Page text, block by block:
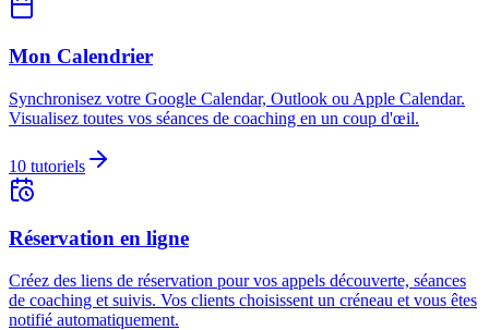
Mon Calendrier
Synchronisez votre Google Calendar, Outlook ou Apple Calendar.
Visualisez toutes vos séances de coaching en un coup d'œil.
10 tutoriels
Réservation en ligne
Créez des liens de réservation pour vos appels découverte, séances
de coaching et suivis. Vos clients choisissent un créneau et vous êtes
notifié automatiquement.